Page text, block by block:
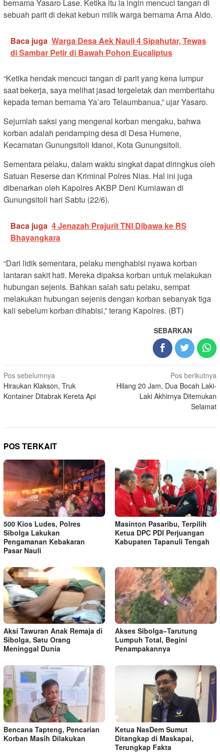
bernama Yasaro Lase. Ketika itu ia ingin mencuci tangan di
sebuah parit di dekat kebun milik warga bernama Ama Aldo.
Baca juga Warga Desa Aek Nauli 4 Sipahutar, Tewas
di Sambar Petir di Bawah Pohon Eucaliptus
“Ketika hendak mencuci tangan di parit yang kena lumpur
saat bekerja, saya melihat jasad tergeletak dan memberitahu
kepada teman bernama Ya’aro Telaumbanua,” ujar Yasaro.
Sejumlah saksi yang mengenal korban mengaku, bahwa
korban adalah pendamping desa di Desa Humene,
Kecamatan Gunungsitoli Idanoi, Kota Gunungsitoli.
Sementara pelaku, dalam waktu singkat dapat diringkus oleh
Satuan Reserse dan Kriminal Polres Nias. Hal ini juga
dibenarkan oleh Kapolres AKBP Deni Kurniawan di
Gunungsitoli hari Sabtu (22/6).
Baca juga 4 Jenazah Prajurit TNI Dibawa ke RS
Bhayangkara
“Dari lidik sementara, pelaku menghabisi nyawa korban
lantaran sakit hati. Mereka dipaksa korban untuk melakukan
hubungan sejenis. Bahkan salah satu pelaku, sempat
melakukan hubungan sejenis dengan korban sebanyak tiga
kali sebelum korban dihabisi,” terang Kapolres. (BT)
SEBARKAN
Navigasi
pos
Pos sebelumnya
Hiraukan Klakson, Truk
Kontainer Ditabrak Kereta Api
Pos berikutnya
Hilang 20 Jam, Dua Bocah Laki-
Laki Akhirnya Ditemukan
Selamat
POS TERKAIT
500 Kios Ludes, Polres
Sibolga Lakukan
Pengamanan Kebakaran
Pasar Nauli
Masinton Pasaribu, Terpilih
Ketua DPC PDI Perjuangan
Kabupaten Tapanuli Tengah
Aksi Tawuran Anak Remaja di
Sibolga, Satu Orang
Meninggal Dunia
Akses Sibolga–Tarutung
Lumpuh Total, Begini
Penampakannya
Bencana Tapteng, Pencarian
Korban Masih Dilakukan
Ketua NasDem Sumut
Ditangkap di Maskapai,
Terungkap Fakta